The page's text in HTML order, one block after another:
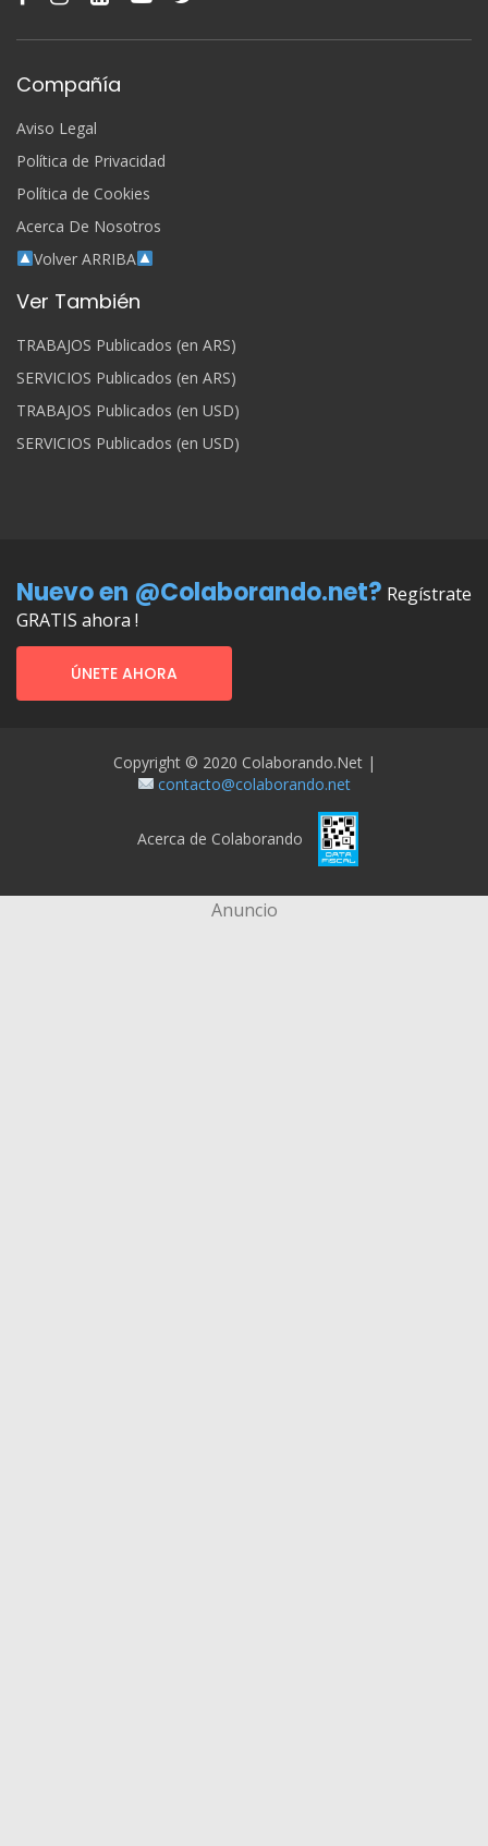
Compañía
Aviso Legal
Política de Privacidad
Política de Cookies
Acerca De Nosotros
Volver ARRIBA
Ver También
TRABAJOS Publicados (en ARS)
SERVICIOS Publicados (en ARS)
TRABAJOS Publicados (en USD)
SERVICIOS Publicados (en USD)
Nuevo en @Colaborando.net? Regístrate
GRATIS ahora !
ÚNETE AHORA
Copyright © 2020 Colaborando.net |
contacto@colaborando.net
Acerca de Colaborando
Anuncio